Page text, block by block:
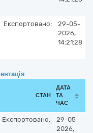
Експортовано:
29-05-
2026,
14:21:28
СТАН
ДАТА
ТА
ЧАС
Експортовано:
29-05-
2026,